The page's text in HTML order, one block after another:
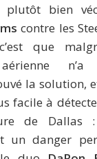
plutôt bien
contre les
que
n’a
la solution,
facile à
de Dallas :
un danger